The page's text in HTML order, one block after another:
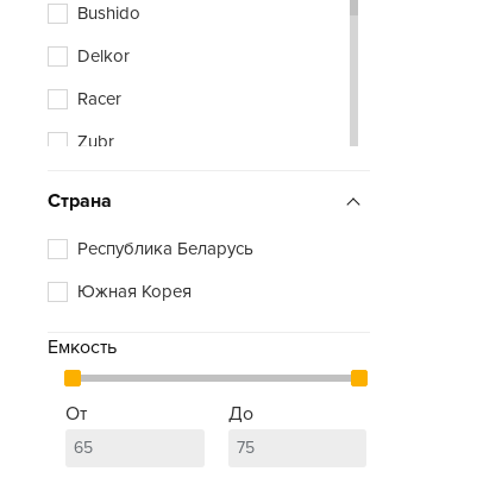
Bushido
Delkor
Racer
Zubr
Страна
Республика Беларусь
Южная Корея
Емкость
От До